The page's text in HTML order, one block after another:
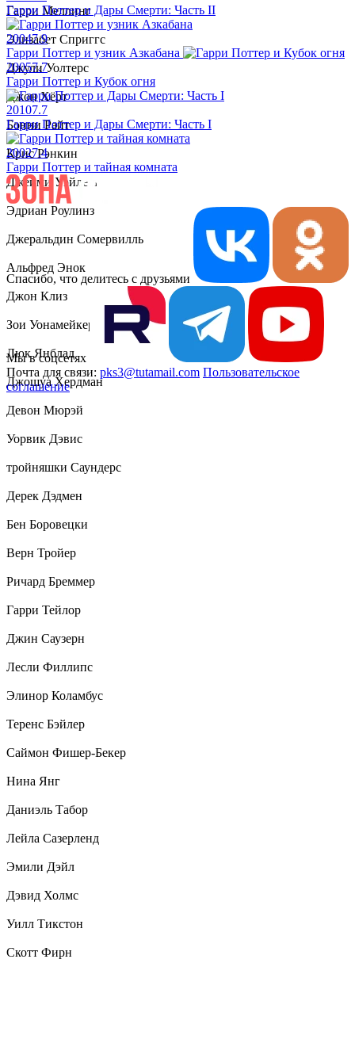
Гарри Меллинг
Элизабет Сприггс
Джули Уолтерс
Джон Хёрт
Бонни Райт
Крис Рэнкин
Джейми Уэйлетт
Эдриан Роулинз
Джеральдин Сомервилль
Альфред Энок
Джон Клиз
Зои Уонамейкер
Люк Янблад
Джошуа Хердман
Девон Мюрэй
Уорвик Дэвис
тройняшки Саундерс
Дерек Дэдмен
Бен Боровецки
Верн Тройер
Ричард Бреммер
Гарри Тейлор
Джин Саузерн
Лесли Филлипс
Элинор Коламбус
Теренс Бэйлер
Саймон Фишер-Бекер
Нина Янг
Даниэль Табор
Лейла Сазерленд
Эмили Дэйл
Дэвид Холмс
Уилл Тикстон
Скотт Фирн
Гарри Поттер и Дары Смерти: Часть II
20047.9
Гарри Поттер и узник Азкабана
20057.7
Гарри Поттер и Кубок огня
20107.7
Гарри Поттер и Дары Смерти: Часть I
20027.4
Гарри Поттер и тайная комната
Спасибо, что делитесь с друзьями
Мы в соцсетях
Почта для связи: pks3@tutamail.com Пользовательское
соглашение